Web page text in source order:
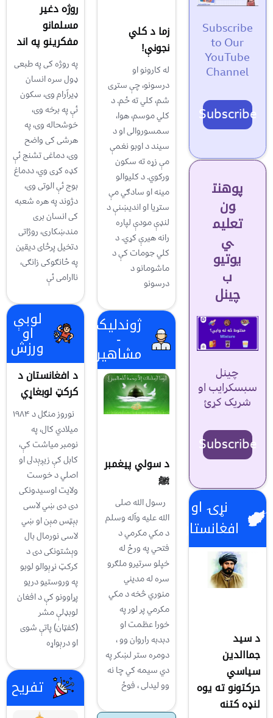
Subscribe
to Our
YouTube
Channel
Subscribe
پوهنت
ون
تعلیم
ي
یوتیو
ب
چینل
چینل
سبسکرایب او
شریک کړئ
Subscribe
نړۍ او
افغانستان
د سيد
جماالدين
سياسي
حرکتونو ته يوه
لنډه کتنه
زما د کلي
نجونې!
له کارونو او
درسونو، چې ستړی
شم، کلي ته ځم. د
کلي موسم، هوا،
سمسوروالی او د
سیند د اوبو نغمې
مې زړه ته سکون
ورکوي. د کلیوالو
مینه او سادګي مې
ستړیا او اندیښنې د
لنډې مودې لپاره
رانه هیرې کړي. د
کلي جومات کې د
ماشومانو د
درسونو
ژوندلیک
-
مشاهیر
د سولي پيغمبر
ﷺ
رسول الله صلی
الله علیه وآله وسلم
د مکي مکرمي د
فتحي په ورځ له
خپلو سرتیرو ملګرو
سره له مدیني
منوري څخه د مکي
مکرمي پر لور په
خورا عظمت او
دبدبه راروان وو ،
دومره ستر لښکر په
دي سیمه کي چا نه
وو لیدلی ، فوځ
روژه دغير
مسلمانو
مفکرينو په اند
په روژه کی په طبعی
ډول سره انسان
ډیرآرام وی، سکون
ئې په برخه وی،
خوشحاله وی، په
هرشی کی واضح
وی، دماغی تشنج ئې
کډه کړی وي، ددماغ
بوج ئې الوتی وی،
دژوند په هره شعبه
کی انسان بری
مندښکاری، روژاتی
دتخیل پرځای دیقین
په ځانګوکی زانګی،
ناارامی ئې
لوبې
او
ورزش
د افغانستان د
کرکټ لوبغاړي
نوروز منګل د ۱۹۸۴
ميلادي كال، په
نومبر مياشت كې،
كابل كې زيږېدلى او
اصلي د خوست
ولايت اوسيدونكى
دى دى ښي لاسى
بېټس مېن او ښي
لاسى نورمال بال
وېشتونكى دى د
كركټ نړېوالو لوبو
په وروستيو دريو
پړاوونو كې د افغان
لوبډلې مشر
(كفټان) پاتې شوى
او درېواړه
تفریح